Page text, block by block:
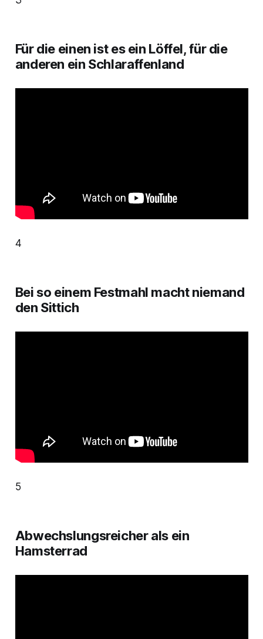
Für die einen ist es ein Löffel, für die
anderen ein Schlaraffenland
4
Bei so einem Festmahl macht niemand
den Sittich
5
Abwechslungsreicher als ein
Hamsterrad